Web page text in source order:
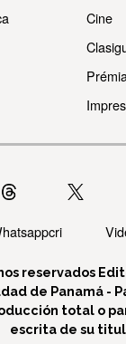
Cine
reservados
de Panamá -
total o
escrita de su